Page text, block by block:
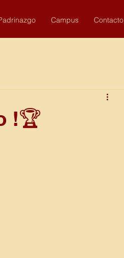
Campus Contacto
!🏆